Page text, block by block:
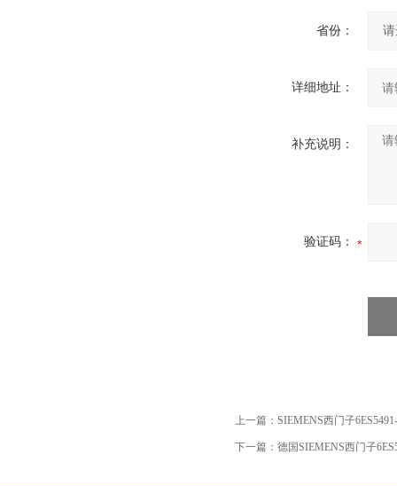
省份：
详细地址：
补充说明：
验证码：
上一篇： SIEMENS西门子
下一篇： 德国SIEMENS西门子